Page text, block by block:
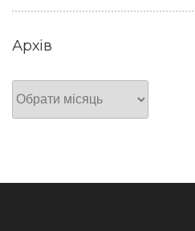
Архів
Архів